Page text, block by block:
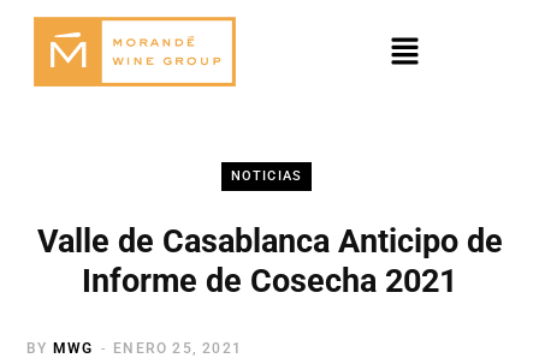
NOTICIAS
Valle de Casablanca Anticipo de
Informe de Cosecha 2021
BY MWG ENERO 25, 2021